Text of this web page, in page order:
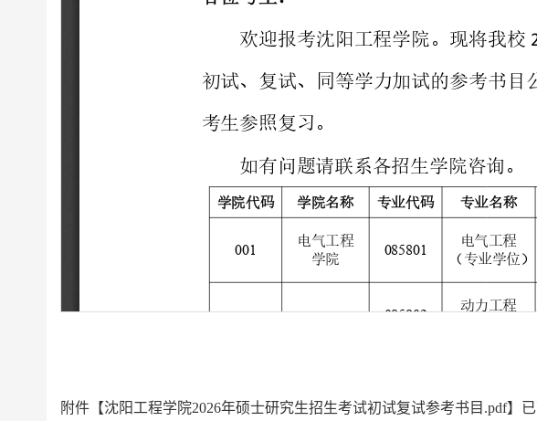
附件【沈阳工程学院2026年硕士研究生招生考试初试复试参考书目.pdf】